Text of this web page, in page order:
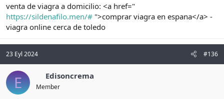
venta de viagra a domicilio: <a href="
https://sildenafilo.men/# ">comprar viagra en espana</a> -
viagra online cerca de toledo
23 Eyl 2024 #136
E Edisoncrema
Member